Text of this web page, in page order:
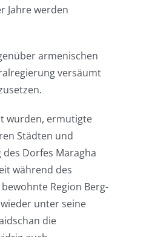
Jahre werden
armenischen
versäumt
wurden, ermutigte
Städten und
Dorfes Maragha
während des
Region Berg-
unter seine
die